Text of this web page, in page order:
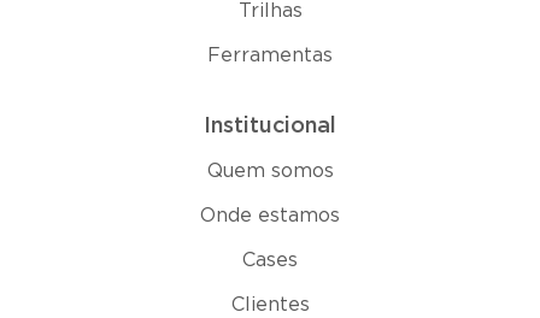
Trilhas
Ferramentas
Institucional
Quem somos
Onde estamos
Cases
Clientes